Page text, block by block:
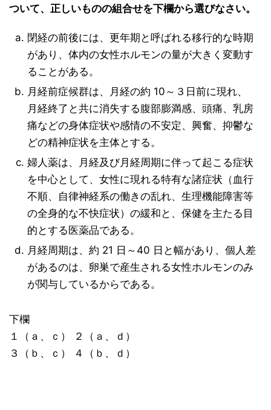
ついて、正しいものの組合せを下欄から選びなさい。
閉経の前後には、更年期と呼ばれる移行的な時期
があり、体内の女性ホルモンの量が大きく変動す
ることがある。
月経前症候群は、月経の約 10～３日前に現れ、
月経終了と共に消失する腹部膨満感、頭痛、乳房
痛などの身体症状や感情の不安定、興奮、抑鬱な
どの精神症状を主体とする。
婦人薬は、月経及び月経周期に伴って起こる症状
を中心として、女性に現れる特有な諸症状（血行
不順、自律神経系の働きの乱れ、生理機能障害等
の全身的な不快症状）の緩和と、保健を主たる目
的とする医薬品である。
月経周期は、約 21 日～40 日と幅があり、個人差
があるのは、卵巣で産生される女性ホルモンのみ
が関与しているからである。
下欄
１（ａ、ｃ） ２（ａ、ｄ）
３（ｂ、ｃ） ４（ｂ、ｄ）